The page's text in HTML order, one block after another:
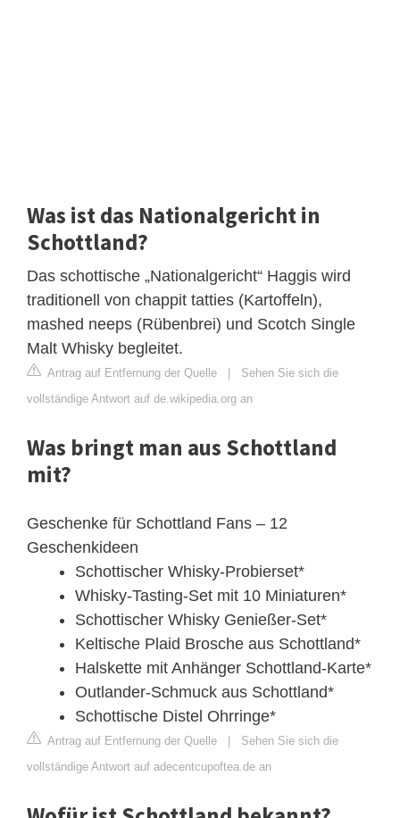
Was ist das Nationalgericht in
Schottland?
Das schottische „Nationalgericht“ Haggis wird
traditionell von chappit tatties (Kartoffeln),
mashed neeps (Rübenbrei) und Scotch Single
Malt Whisky begleitet.
Antrag auf Entfernung der Quelle | Sehen Sie sich die
vollständige Antwort auf de.wikipedia.org an
Was bringt man aus Schottland
mit?
Geschenke für Schottland Fans – 12
Geschenkideen
Schottischer Whisky-Probierset*
Whisky-Tasting-Set mit 10 Miniaturen*
Schottischer Whisky Genießer-Set*
Keltische Plaid Brosche aus Schottland*
Halskette mit Anhänger Schottland-Karte*
Outlander-Schmuck aus Schottland*
Schottische Distel Ohrringe*
Antrag auf Entfernung der Quelle | Sehen Sie sich die
vollständige Antwort auf adecentcupoftea.de an